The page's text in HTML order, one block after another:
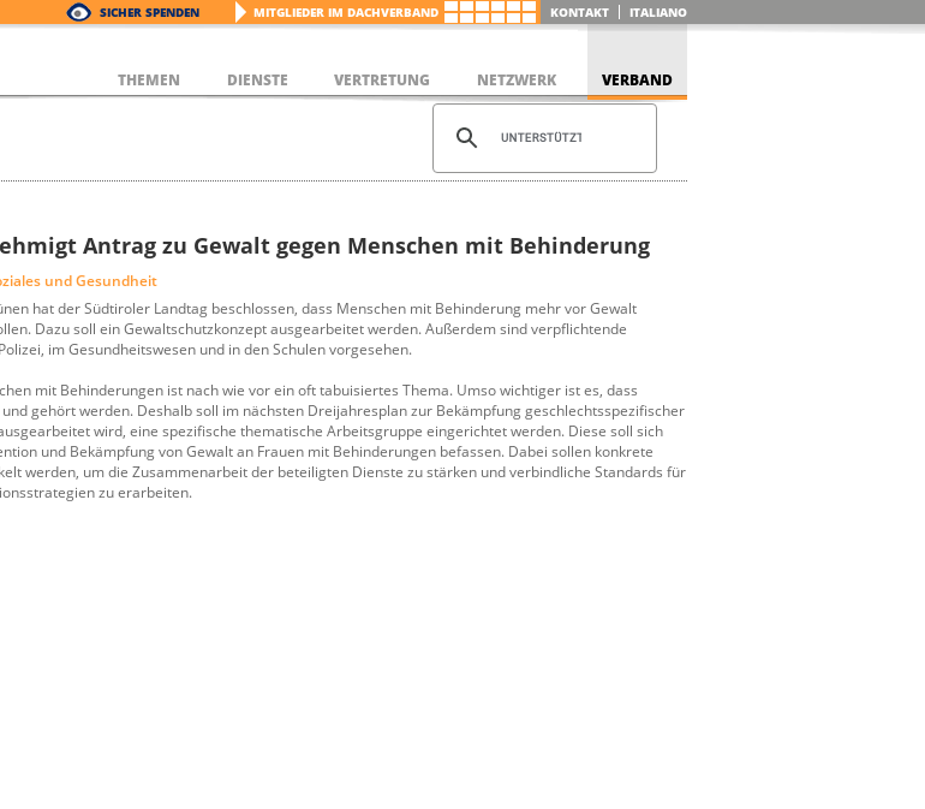
SICHER SPENDEN MITGLIEDER IM DACHVERBAND KONTAKT ITALIANO
THEMEN DIENSTE VERTRETUNG NETZWERK VERBAND
Antrag zu Gewalt gegen Menschen mit Behinderung
und Gesundheit
hat der Südtiroler Landtag beschlossen, dass Menschen mit Behinderung mehr vor Gewalt
Dazu soll ein Gewaltschutzkonzept ausgearbeitet werden. Außerdem sind verpflichtende
im Gesundheitswesen und in den Schulen vorgesehen.
mit Behinderungen ist nach wie vor ein oft tabuisiertes Thema. Umso wichtiger ist es, dass
gehört werden. Deshalb soll im nächsten Dreijahresplan zur Bekämpfung geschlechtsspezifischer
wird, eine spezifische thematische Arbeitsgruppe eingerichtet werden. Diese soll sich
und Bekämpfung von Gewalt an Frauen mit Behinderungen befassen. Dabei sollen konkrete
werden, um die Zusammenarbeit der beteiligten Dienste zu stärken und verbindliche Standards für
zu erarbeiten.